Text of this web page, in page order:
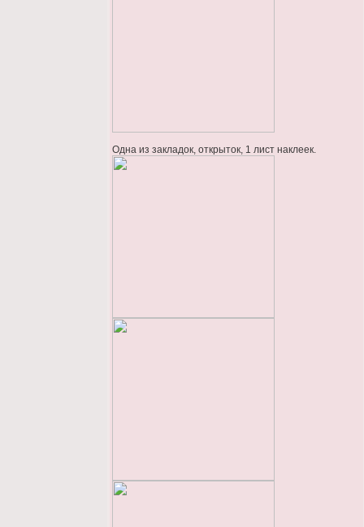
Одна из закладок, открыток, 1 лист наклеек.